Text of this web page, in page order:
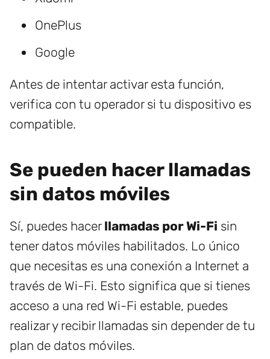
OnePlus
Google
Antes de intentar activar esta función,
verifica con tu operador si tu dispositivo es
compatible.
Se pueden hacer llamadas
sin datos móviles
Sí, puedes hacer llamadas por Wi-Fi sin
tener datos móviles habilitados. Lo único
que necesitas es una conexión a Internet a
través de Wi-Fi. Esto significa que si tienes
acceso a una red Wi-Fi estable, puedes
realizar y recibir llamadas sin depender de tu
plan de datos móviles.